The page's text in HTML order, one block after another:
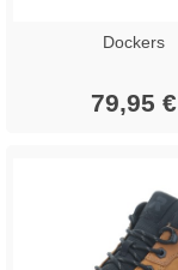
Dockers
79,95 €